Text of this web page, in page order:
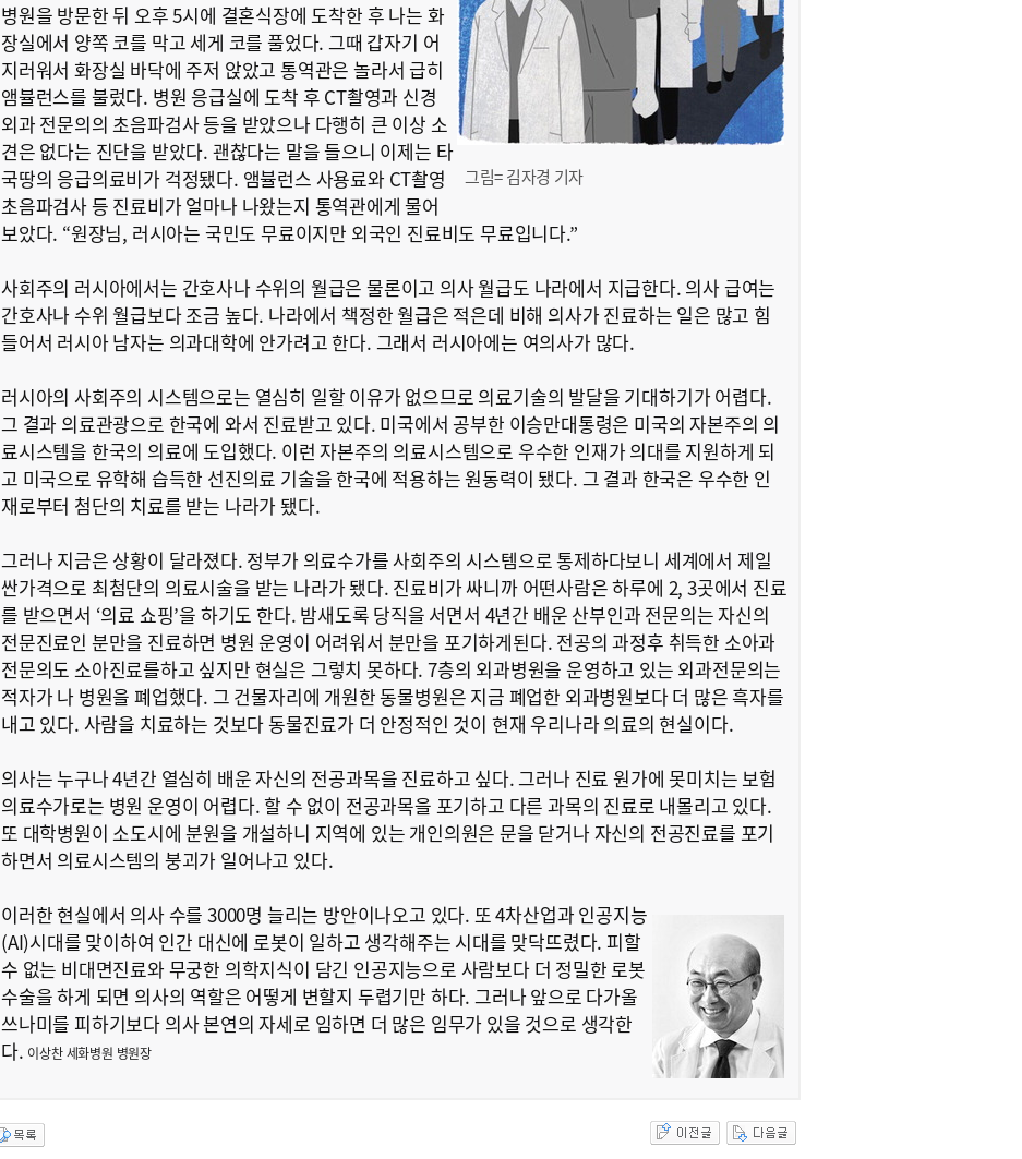
그림= 김자경 기자
병원을 방문한 뒤 오후 5시에 결혼식장에 도착한 후 나는 화
장실에서 양쪽 코를 막고 세게 코를 풀었다. 그때 갑자기 어
지러워서 화장실 바닥에 주저 앉았고 통역관은 놀라서 급히
앰뷸런스를 불렀다. 병원 응급실에 도착 후 CT촬영과 신경
외과 전문의의 초음파검사 등을 받았으나 다행히 큰 이상 소
견은 없다는 진단을 받았다. 괜찮다는 말을 들으니 이제는 타
국땅의 응급의료비가 걱정됐다. 앰뷸런스 사용료와 CT촬영
초음파검사 등 진료비가 얼마나 나왔는지 통역관에게 물어
보았다. “원장님, 러시아는 국민도 무료이지만 외국인 진료비도 무료입니다.”
사회주의 러시아에서는 간호사나 수위의 월급은 물론이고 의사 월급도 나라에서 지급한다. 의사 급여는
간호사나 수위 월급보다 조금 높다. 나라에서 책정한 월급은 적은데 비해 의사가 진료하는 일은 많고 힘
들어서 러시아 남자는 의과대학에 안가려고 한다. 그래서 러시아에는 여의사가 많다.
러시아의 사회주의 시스템으로는 열심히 일할 이유가 없으므로 의료기술의 발달을 기대하기가 어렵다.
그 결과 의료관광으로 한국에 와서 진료받고 있다. 미국에서 공부한 이승만대통령은 미국의 자본주의 의
료시스템을 한국의 의료에 도입했다. 이런 자본주의 의료시스템으로 우수한 인재가 의대를 지원하게 되
고 미국으로 유학해 습득한 선진의료 기술을 한국에 적용하는 원동력이 됐다. 그 결과 한국은 우수한 인
재로부터 첨단의 치료를 받는 나라가 됐다.
그러나 지금은 상황이 달라졌다. 정부가 의료수가를 사회주의 시스템으로 통제하다보니 세계에서 제일
싼가격으로 최첨단의 의료시술을 받는 나라가 됐다. 진료비가 싸니까 어떤사람은 하루에 2, 3곳에서 진료
를 받으면서 ‘의료 쇼핑’을 하기도 한다. 밤새도록 당직을 서면서 4년간 배운 산부인과 전문의는 자신의
전문진료인 분만을 진료하면 병원 운영이 어려워서 분만을 포기하게된다. 전공의 과정후 취득한 소아과
전문의도 소아진료를하고 싶지만 현실은 그렇치 못하다. 7층의 외과병원을 운영하고 있는 외과전문의는
적자가 나 병원을 폐업했다. 그 건물자리에 개원한 동물병원은 지금 폐업한 외과병원보다 더 많은 흑자를
내고 있다. 사람을 치료하는 것보다 동물진료가 더 안정적인 것이 현재 우리나라 의료의 현실이다.
의사는 누구나 4년간 열심히 배운 자신의 전공과목을 진료하고 싶다. 그러나 진료 원가에 못미치는 보험
의료수가로는 병원 운영이 어렵다. 할 수 없이 전공과목을 포기하고 다른 과목의 진료로 내몰리고 있다.
또 대학병원이 소도시에 분원을 개설하니 지역에 있는 개인의원은 문을 닫거나 자신의 전공진료를 포기
하면서 의료시스템의 붕괴가 일어나고 있다.
이러한 현실에서 의사 수를 3000명 늘리는 방안이나오고 있다. 또 4차산업과 인공지능
(AI)시대를 맞이하여 인간 대신에 로봇이 일하고 생각해주는 시대를 맞닥뜨렸다. 피할
수 없는 비대면진료와 무궁한 의학지식이 담긴 인공지능으로 사람보다 더 정밀한 로봇
수술을 하게 되면 의사의 역할은 어떻게 변할지 두렵기만 하다. 그러나 앞으로 다가올
쓰나미를 피하기보다 의사 본연의 자세로 임하면 더 많은 임무가 있을 것으로 생각한
다. 이상찬 세화병원 병원장